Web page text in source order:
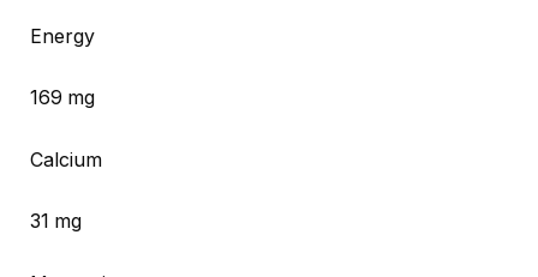
Energy
169 mg
Calcium
31 mg